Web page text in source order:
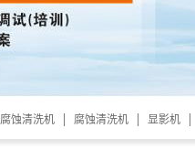
蚀清洗机 腐蚀清洗机 显影机